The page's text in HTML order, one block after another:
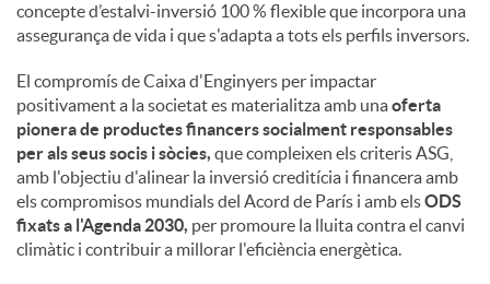
concepte d’estalvi-inversió 100 % flexible que incorpora una
assegurança de vida i que s'adapta a tots els perfils inversors.
El compromís de Caixa d'Enginyers per impactar
positivament a la societat es materialitza amb unaoferta
pionera de productes financers socialment responsables
per als seus socis i sòcies, que compleixen els criteris ASG,
amb l'objectiu d'alinear la inversió creditícia i financera amb
els compromisos mundials del Acord de París i amb elsODS
fixats a l'Agenda 2030, per promoure la lluita contra el canvi
climàtic i contribuir a millorar l'eficiència energètica.